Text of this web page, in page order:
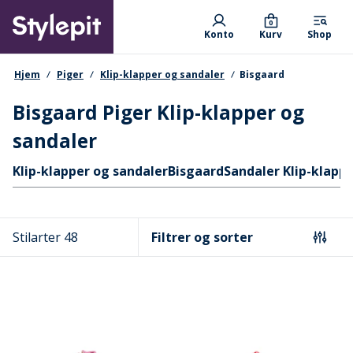
main
content
Primary departments
Konto Kurv
0
Shop
navigationssti
Hjem Piger Klip-klapper og sandaler Bisgaard
Bisgaard Piger Klip-klapper og
sandaler
Hurtige links
Klip-klapper og sandalerBisgaardSandaler Klip-
Stilarter 48 Filtrer og sorter